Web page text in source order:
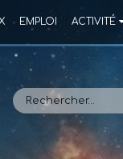
EMPLOI ACTIVITÉ